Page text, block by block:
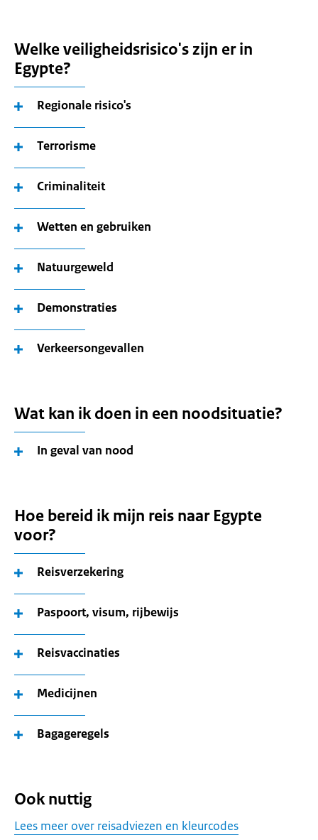
Welke veiligheidsrisico's zijn er in
Egypte?
Regionale risico's
Terrorisme
Criminaliteit
Wetten en gebruiken
Natuurgeweld
Demonstraties
Verkeersongevallen
Wat kan ik doen in een noodsituatie?
In geval van nood
Hoe bereid ik mijn reis naar Egypte
voor?
Reisverzekering
Paspoort, visum, rijbewijs
Reisvaccinaties
Medicijnen
Bagageregels
Ook nuttig
Lees meer over reisadviezen en kleurcodes